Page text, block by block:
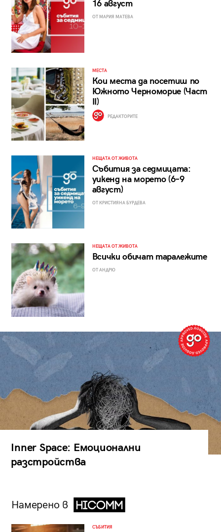
16 август
ОТ МАРИЯ МАТЕВА
МЕСТА
Кои места да посетиш по
Южното Черноморие (Част
II)
РЕДАКТОРИТЕ
НЕЩАТА ОТ ЖИВОТА
Събития за седмицата:
уикенд на морето (6–9
август)
ОТ КРИСТИЯНА БУРДЕВА
НЕЩАТА ОТ ЖИВОТА
Всички обичат таралежите
ОТ АНДРЮ
Inner Space: Емоционални
разстройства
Намерено в
СЪБИТИЯ